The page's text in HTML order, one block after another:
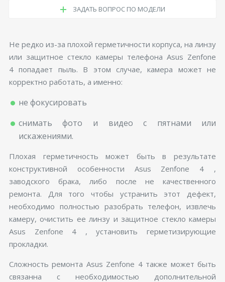
ЗАДАТЬ ВОПРОС ПО МОДЕЛИ
Не редко из-за плохой герметичности корпуса, на линзу
или защитное стекло камеры телефона Asus Zenfone
4 попадает пыль. В этом случае, камера может не
корректно работать, а именно:
не фокусировать
снимать фото и видео с пятнами или
искажениями.
Плохая герметичность может быть в результате
конструктивной особенности Asus Zenfone 4 ,
заводского брака, либо после не качественного
ремонта. Для того чтобы устранить этот дефект,
необходимо полностью разобрать телефон, извлечь
камеру, очистить ее линзу и защитное стекло камеры
Asus Zenfone 4 , установить герметизирующие
прокладки.
Сложность ремонта Asus Zenfone 4 также может быть
связанна с необходимостью дополнительной